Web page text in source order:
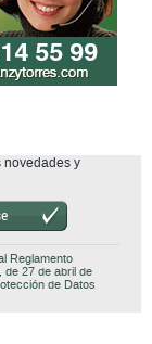
novedades y
Reglamento
de 27 de abril de
de Datos